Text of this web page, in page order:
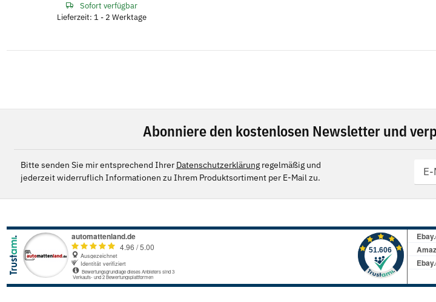
Sofort verfügbar
Lieferzeit: 1 - 2 Werktage
Abonniere den kostenlosen Newsletter und
Bitte senden Sie mir entsprechend Ihrer Datenschutzerklärungregelmäßig und
jederzeit widerruflich Informationen zu Ihrem Produktsortiment per E-Mail zu.